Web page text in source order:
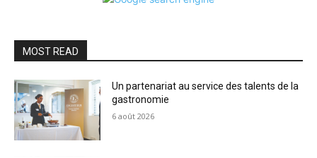
MOST READ
Un partenariat au service des talents de la
gastronomie
6 août 2026